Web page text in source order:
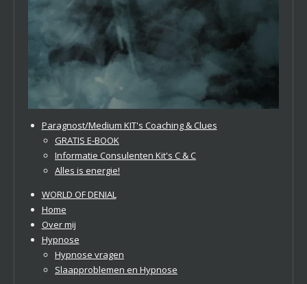
Paragnost/Medium KIT's Coaching & Clues
GRATIS E-BOOK
Informatie Consulenten Kit's C & C
Alles is energie!
WORLD OF DENIAL
Home
Over mij
Hypnose
Hypnose vragen
Slaapproblemen en Hypnose